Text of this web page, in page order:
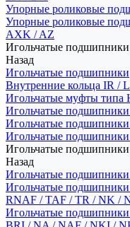
Упорные роликовые
Упорные роликовые
AXK / AZ
Игольчатые подшипники
Назад
Игольчатые подшипники
Внутренние кольца IR /
Игольчатые муфты типа
Игольчатые
Игольчатые
Игольчатые
Игольчатые
Назад
Игольчатые
Игольчатые подшипники
RNAF / TAF / TR / NK /
Игольчатые